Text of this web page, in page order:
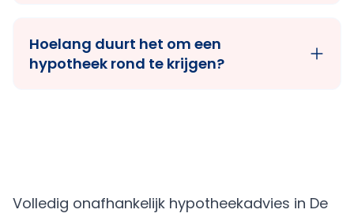
Hoelang duurt het om een
hypotheek rond te krijgen?
Volledig onafhankelijk hypotheekadvies in De